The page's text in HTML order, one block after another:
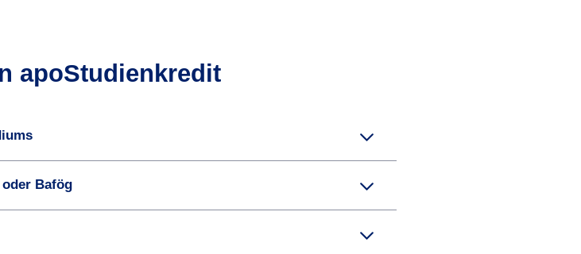
apoStudienkredit
Bafög